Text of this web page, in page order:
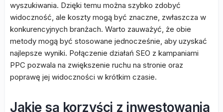
wyszukiwania. Dzięki temu można szybko zdobyć
widoczność, ale koszty mogą być znaczne, zwłaszcza w
konkurencyjnych branżach. Warto zauważyć, że obie
metody mogą być stosowane jednocześnie, aby uzyskać
najlepsze wyniki. Połączenie działań SEO z kampaniami
PPC pozwala na zwiększenie ruchu na stronie oraz
poprawę jej widoczności w krótkim czasie.
Jakie są korzyści z inwestowania